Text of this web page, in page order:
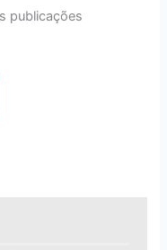
publicações